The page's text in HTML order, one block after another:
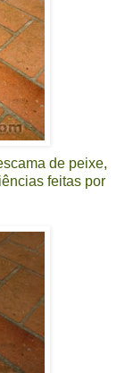
de peixe,
feitas por